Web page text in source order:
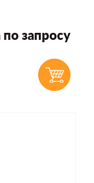
запросу